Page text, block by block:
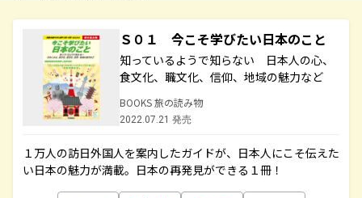
Ｓ０１ 今こそ学びたい日本のこと
知っているようで知らない 日本人の心、
食文化、職文化、信仰、地域の魅力など
BOOKS 旅の読み物
2022.07.21 発売
１万人の訪日外国人を案内したガイドが、日本人にこそ伝えた
い日本の魅力が満載。日本の再発見ができる１冊！